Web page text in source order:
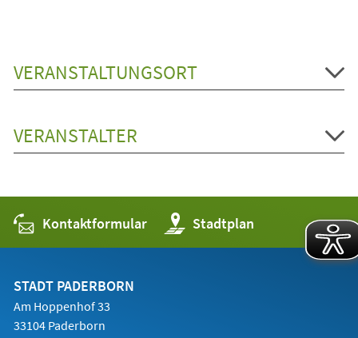
VERANSTALTUNGSORT
VERANSTALTER
Kontaktformular Stadtplan
(Öffnet
in
einem
STADT PADERBORN
Am Hoppenhof 33
33104 Paderborn